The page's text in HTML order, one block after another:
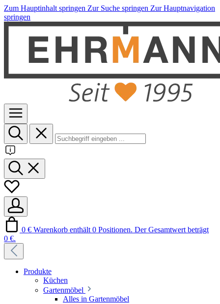
Zum Hauptinhalt springen Zur Suche springen Zur Hauptnavigation
springen
0 € Warenkorb enthält 0 Positionen. Der Gesamtwert beträgt
0 €.
Produkte
Küchen
Gartenmöbel
Alles in Gartenmöbel